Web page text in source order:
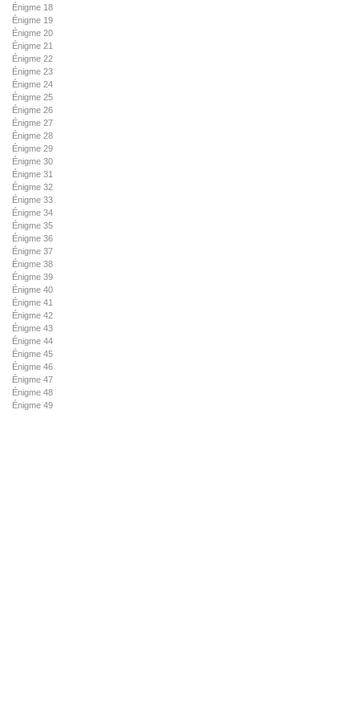
Énigme 18
Énigme 19
Énigme 20
Énigme 21
Énigme 22
Énigme 23
Énigme 24
Énigme 25
Énigme 26
Énigme 27
Énigme 28
Énigme 29
Énigme 30
Énigme 31
Énigme 32
Énigme 33
Énigme 34
Énigme 35
Énigme 36
Énigme 37
Énigme 38
Énigme 39
Énigme 40
Énigme 41
Énigme 42
Énigme 43
Énigme 44
Énigme 45
Énigme 46
Énigme 47
Énigme 48
Énigme 49